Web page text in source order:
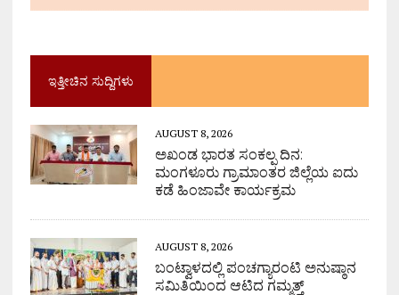
ಇತ್ತೀಚಿನ ಸುದ್ದಿಗಳು
AUGUST 8, 2026
ಅಖಂಡ ಭಾರತ ಸಂಕಲ್ಪ ದಿನ:
ಮಂಗಳೂರು ಗ್ರಾಮಾಂತರ ಜಿಲ್ಲೆಯ ಐದು
ಕಡೆ ಹಿಂಜಾವೇ ಕಾರ್ಯಕ್ರಮ
AUGUST 8, 2026
ಬಂಟ್ವಾಳದಲ್ಲಿ ಪಂಚಗ್ಯಾರಂಟಿ ಅನುಷ್ಠಾನ
ಸಮಿತಿಯಿಂದ ಆಟಿದ ಗಮ್ಮತ್ತ್